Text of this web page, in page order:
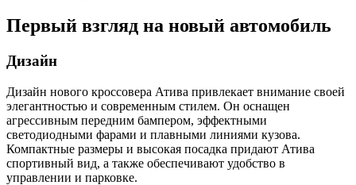
Первый взгляд на новый автомобиль
Дизайн
Дизайн нового кроссовера Атива привлекает внимание своей
элегантностью и современным стилем. Он оснащен
агрессивным передним бампером, эффектными
светодиодными фарами и плавными линиями кузова.
Компактные размеры и высокая посадка придают Атива
спортивный вид, а также обеспечивают удобство в
управлении и парковке.